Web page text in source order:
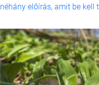
néhány előírás, amit be kell